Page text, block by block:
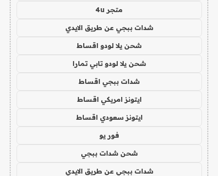
متجر 4u
شدات ببجي عن طريق الايدي
شحن يلا لودو اقساط
شحن يلا لودو تابي تمارا
شدات ببجي اقساط
ايتونز امريكي اقساط
ايتونز سعودي اقساط
فور يو
شحن شدات ببجي
شدات ببجي عن طريق الايدي